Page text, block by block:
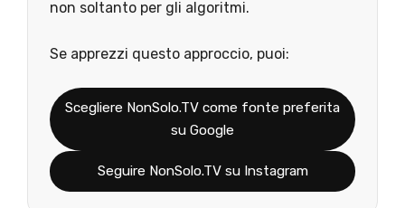
non soltanto per gli algoritmi.
Se apprezzi questo approccio, puoi:
Scegliere NonSolo.TV come fonte preferita
su Google
Seguire NonSolo.TV su Instagram